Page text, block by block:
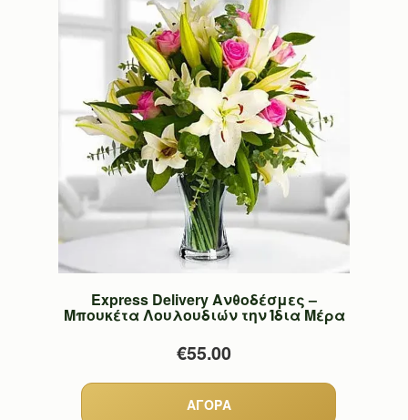
Express Delivery Ανθοδέσμες –
Μπουκέτα Λουλουδιών την Ίδια Μέρα
€55.00